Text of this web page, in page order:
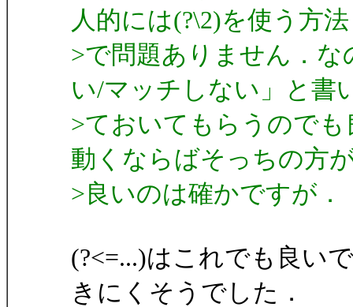
人的には(?\2)を使う方法
>で問題ありません．
い/マッチしない」と書
>ておいてもらうので
動くならばそっちの方
>良いのは確かですが．
(?<=...)はこれでも良い
きにくそうでした．